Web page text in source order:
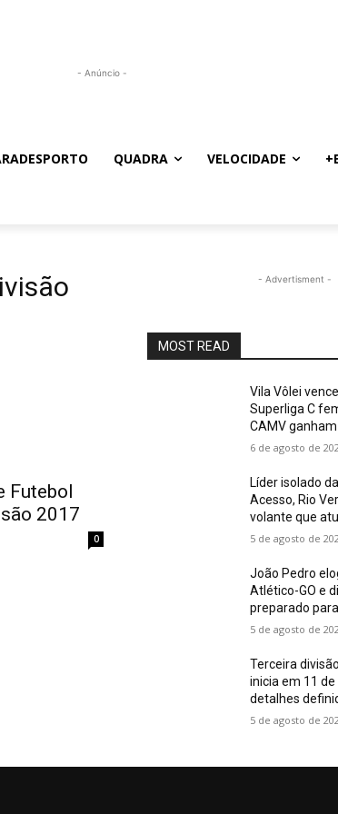
- Anúncio -
QUADRA VELOCIDADE
Futebol
2017
0
- Advertisment -
MOST READ
Vila Vôlei
Superliga C
CAMV
6 de agosto de
Líder isolado
Acesso, Rio
volante que
5 de agosto de
João Pedro
Atlético-GO e
preparado
5 de agosto de
Terceira
inicia em 11
detalhes
5 de agosto de